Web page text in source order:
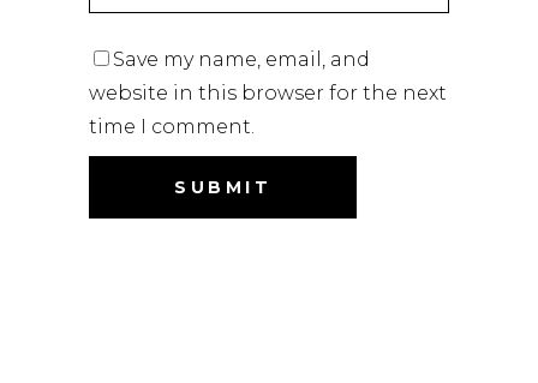
Save my name, email, and
website in this browser for the next
time I comment.